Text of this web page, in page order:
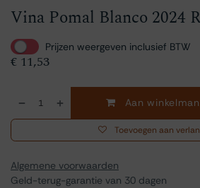
Vina Pomal Blanco 2024
Prijzen weergeven inclusief BTW
€ 11,53
Aan
Toevoegen aan
Algemene voorwaarden
Geld-terug-garantie van 30 dagen